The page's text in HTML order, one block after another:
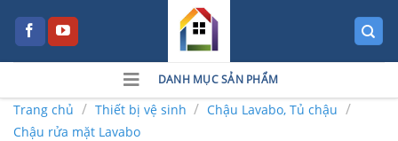
DANH MỤC SẢN PHẨM
Trang chủ / Thiết bị vệ sinh / Chậu Lavabo, Tủ chậu /
Chậu rửa mặt Lavabo